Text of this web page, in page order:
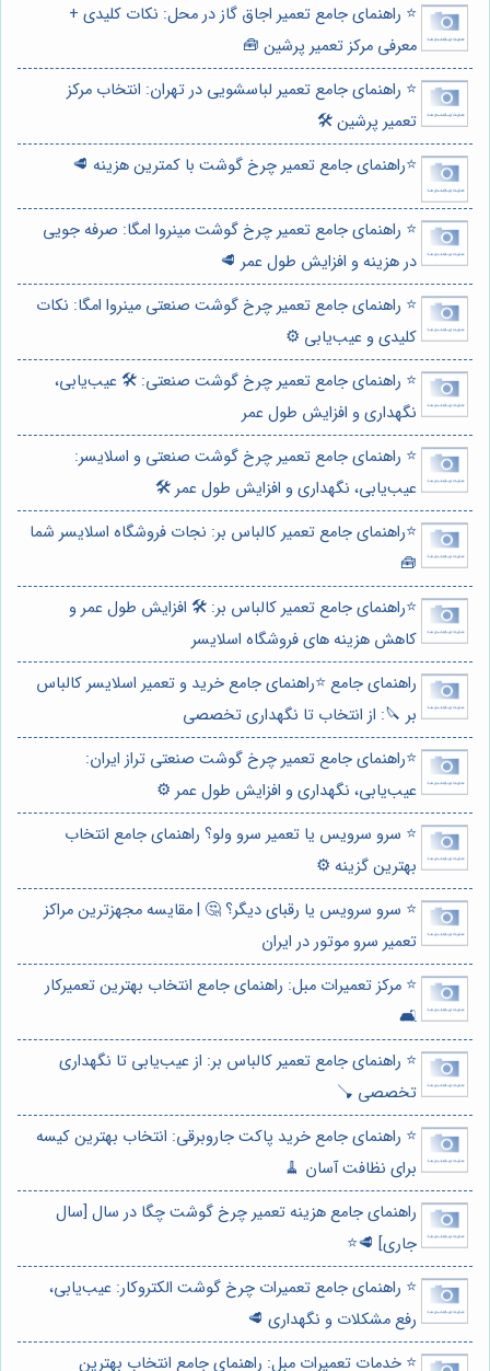
⭐️ راهنمای جامع تعمیر اجاق گاز در محل: نکات کلیدی +
معرفی مرکز تعمیر پرشین 🧰
⭐️ راهنمای جامع تعمیر لباسشویی در تهران: انتخاب مرکز
تعمیر پرشین 🛠️
⭐️راهنمای جامع تعمیر چرخ گوشت با کمترین هزینه 🥩
⭐️ راهنمای جامع تعمیر چرخ گوشت مینروا امگا: صرفه جویی
در هزینه و افزایش طول عمر 🥩
⭐️ راهنمای جامع تعمیر چرخ گوشت صنعتی مینروا امگا: نکات
کلیدی و عیب‌یابی ⚙️
⭐️ راهنمای جامع تعمیر چرخ گوشت صنعتی: 🛠️ عیب‌یابی،
نگهداری و افزایش طول عمر
⭐️ راهنمای جامع تعمیر چرخ گوشت صنعتی و اسلایسر:
عیب‌یابی، نگهداری و افزایش طول عمر 🛠️
⭐️راهنمای جامع تعمیر کالباس بر: نجات فروشگاه اسلایسر شما
🧰
⭐️راهنمای جامع تعمیر کالباس بر: 🛠️ افزایش طول عمر و
کاهش هزینه های فروشگاه اسلایسر
راهنمای جامع ⭐️راهنمای جامع خرید و تعمیر اسلایسر کالباس
بر 🔪: از انتخاب تا نگهداری تخصصی
⭐️راهنمای جامع تعمیر چرخ گوشت صنعتی تراز ایران:
عیب‌یابی، نگهداری و افزایش طول عمر ⚙️
⭐️ سرو سرویس یا تعمیر سرو ولو؟ راهنمای جامع انتخاب
بهترین گزینه ⚙️
⭐️ سرو سرویس یا رقبای دیگر؟ 🤔 | مقایسه مجهزترین مراکز
تعمیر سرو موتور در ایران
⭐️ مرکز تعمیرات مبل: راهنمای جامع انتخاب بهترین تعمیرکار
🛋️
⭐️ راهنمای جامع تعمیر کالباس بر: از عیب‌یابی تا نگهداری
تخصصی 🪠
⭐️ راهنمای جامع خرید پاکت جاروبرقی: انتخاب بهترین کیسه
برای نظافت آسان 🧹
راهنمای جامع هزینه تعمیر چرخ گوشت چگا در سال [سال
جاری] 🥩⭐️
⭐️ راهنمای جامع تعمیرات چرخ گوشت الکتروکار: عیب‌یابی،
رفع مشکلات و نگهداری 🥩
⭐️ خدمات تعمیرات مبل: راهنمای جامع انتخاب بهترین